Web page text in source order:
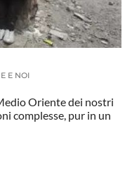
E NOI
Oriente dei nostri
complesse, pur in un